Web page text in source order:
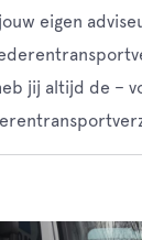
eigen
jij altijd de –